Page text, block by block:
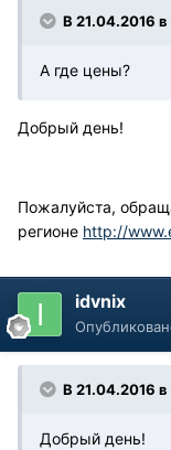
В 21.04.2016
А где цены?
Добрый день!
Пожалуйста,
регионе http://
idvnix
В 21.04.2016
Добрый день!